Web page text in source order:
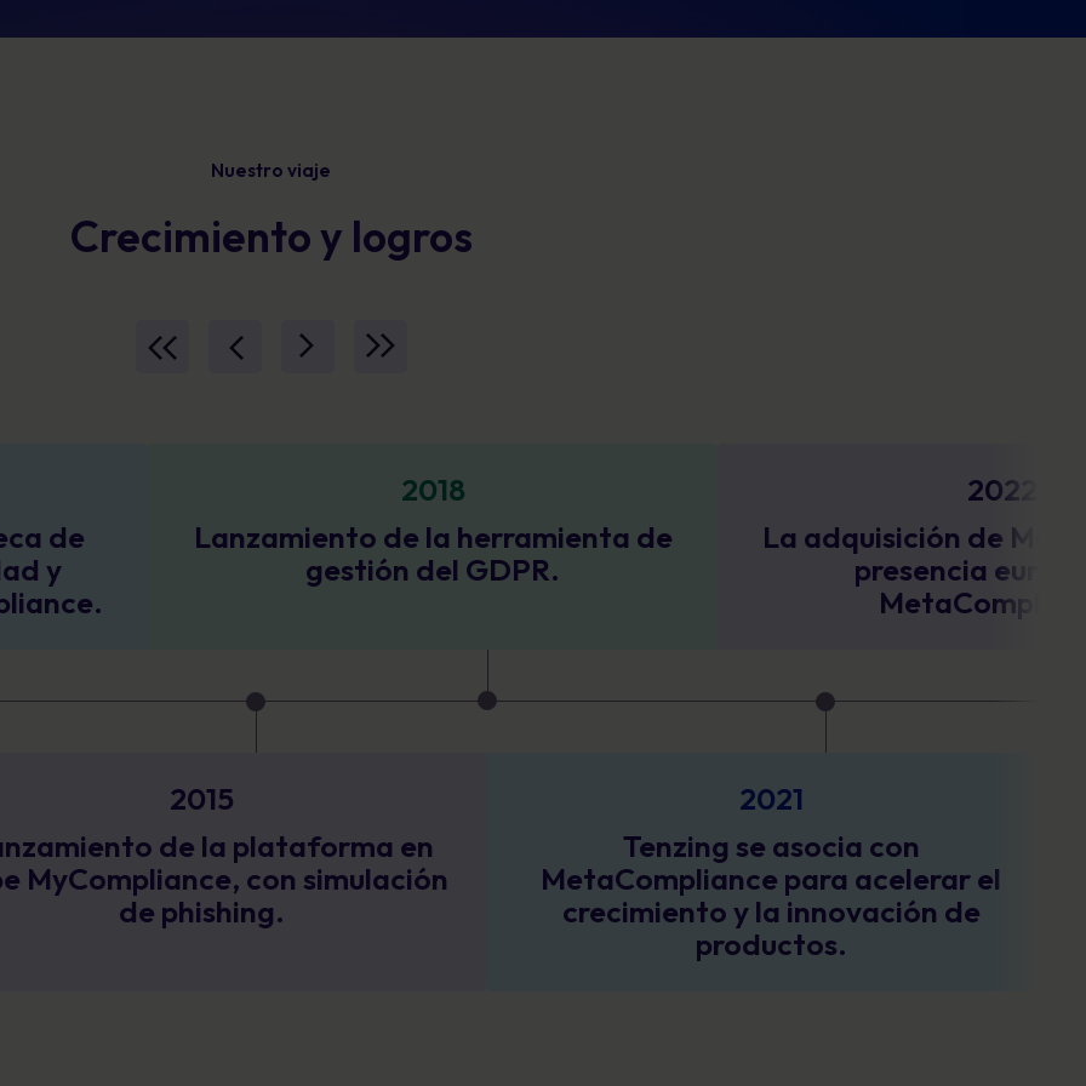
Nuestro viaje
Crecimiento y logros
de la herramienta de
gestión del GDPR.
La adquisición de Moch refuerza la
presencia europea de
MetaCompliance.
plataforma en
con simulación
Tenzing se asocia con
MetaCompliance para acelerar el
crecimiento y la innovación de
La adquisición
amplía el